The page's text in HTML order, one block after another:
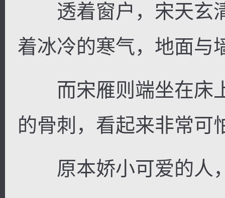
透着窗户，宋天玄
着冰冷的寒气，地面与
而宋雁则端坐在床
的骨刺，看起来非常可
原本娇小可爱的人